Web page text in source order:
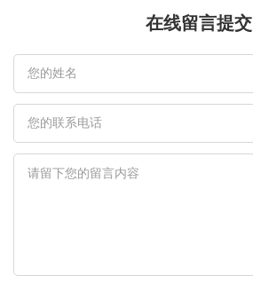
在线留言提交